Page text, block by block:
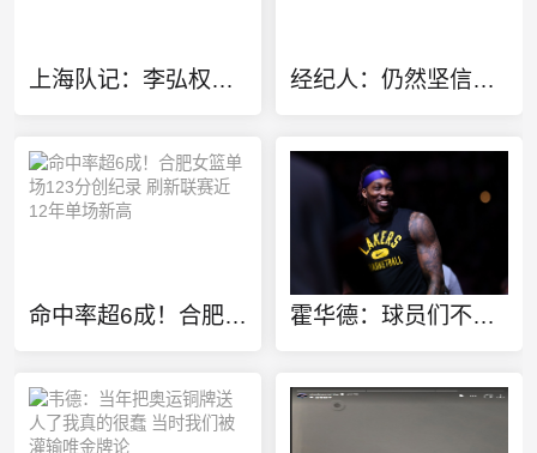
上海队记：李弘权也曾带病吃药 坚持打完了山西和广东的两连客 经纪人：仍然坚信巴特勒能在退役前拿到总冠军 他会迎接挑战！
命中率超6成！合肥女篮单场123分创纪录 刷新联赛近12年单场新高 霍华德：球员们不该相互贬低 我们都知道这一路走来有多不容易